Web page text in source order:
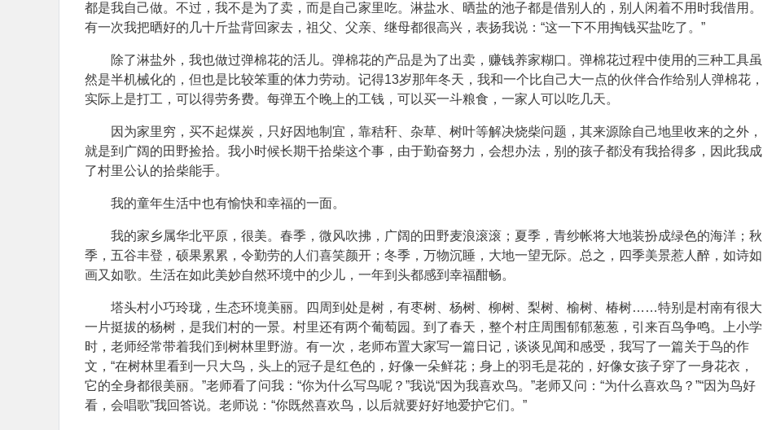
都是我自己做。不过，我不是为了卖，而是自己家里吃。淋盐水、晒盐的池子都是借别人的，别人闲着不用时我借用。
有一次我把晒好的几十斤盐背回家去，祖父、父亲、继母都很高兴，表扬我说：“这一下不用掏钱买盐吃了。”
除了淋盐外，我也做过弹棉花的活儿。弹棉花的产品是为了出卖，赚钱养家糊口。弹棉花过程中使用的三种工具虽
然是半机械化的，但也是比较笨重的体力劳动。记得13岁那年冬天，我和一个比自己大一点的伙伴合作给别人弹棉花，
实际上是打工，可以得劳务费。每弹五个晚上的工钱，可以买一斗粮食，一家人可以吃几天。
因为家里穷，买不起煤炭，只好因地制宜，靠秸秆、杂草、树叶等解决烧柴问题，其来源除自己地里收来的之外，
就是到广阔的田野捡拾。我小时候长期干拾柴这个事，由于勤奋努力，会想办法，别的孩子都没有我拾得多，因此我成
了村里公认的拾柴能手。
我的童年生活中也有愉快和幸福的一面。
我的家乡属华北平原，很美。春季，微风吹拂，广阔的田野麦浪滚滚；夏季，青纱帐将大地装扮成绿色的海洋；秋
季，五谷丰登，硕果累累，令勤劳的人们喜笑颜开；冬季，万物沉睡，大地一望无际。总之，四季美景惹人醉，如诗如
画又如歌。生活在如此美妙自然环境中的少儿，一年到头都感到幸福酣畅。
塔头村小巧玲珑，生态环境美丽。四周到处是树，有枣树、杨树、柳树、梨树、榆树、椿树……特别是村南有很大
一片挺拔的杨树，是我们村的一景。村里还有两个葡萄园。到了春天，整个村庄周围郁郁葱葱，引来百鸟争鸣。上小学
时，老师经常带着我们到树林里野游。有一次，老师布置大家写一篇日记，谈谈见闻和感受，我写了一篇关于鸟的作
文，“在树林里看到一只大鸟，头上的冠子是红色的，好像一朵鲜花；身上的羽毛是花的，好像女孩子穿了一身花衣，
它的全身都很美丽。”老师看了问我：“你为什么写鸟呢？”我说“因为我喜欢鸟。”老师又问：“为什么喜欢鸟？”“因为鸟好
看，会唱歌”我回答说。老师说：“你既然喜欢鸟，以后就要好好地爱护它们。”